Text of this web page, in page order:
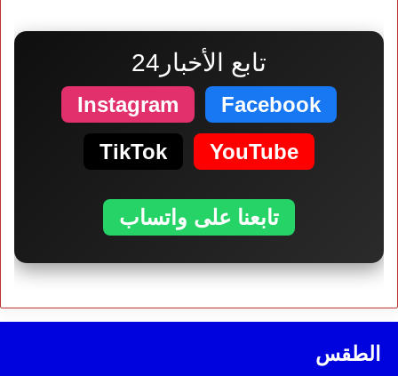
تابع الأخبار24
Facebook
Instagram
YouTube
TikTok
تابعنا على واتساب
الطقس